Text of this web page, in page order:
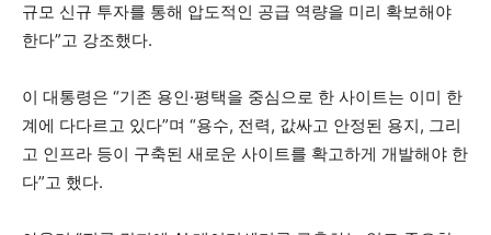
규모 신규 투자를 통해 압도적인 공급 역량을 미리 확보해야
한다”고 강조했다.
이 대통령은 “기존 용인·평택을 중심으로 한 사이트는 이미 한
계에 다다르고 있다”며 “용수, 전력, 값싸고 안정된 용지, 그리
고 인프라 등이 구축된 새로운 사이트를 확고하게 개발해야 한
다”고 했다.